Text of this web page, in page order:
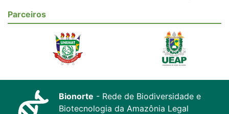
Parceiros
Bionorte - Rede de Biodiversidade e
Biotecnologia da Amazônia Legal